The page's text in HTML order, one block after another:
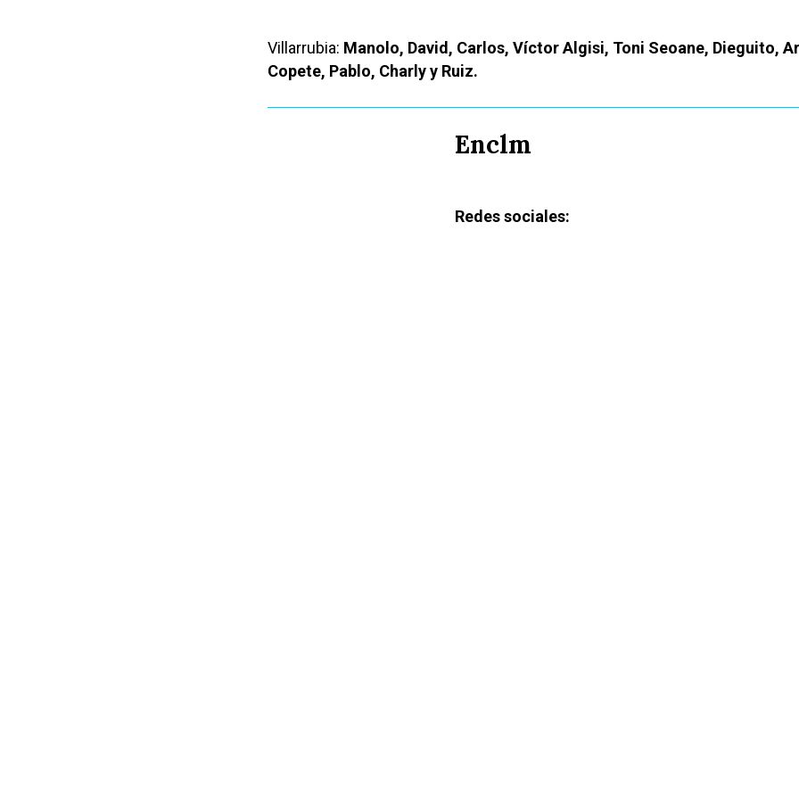
Villarrubia: Manolo, David, Carlos, Víctor Algisi, Toni Seoane, Dieguito,
Copete, Pablo, Charly y Ruiz.
Enclm
Redes sociales: